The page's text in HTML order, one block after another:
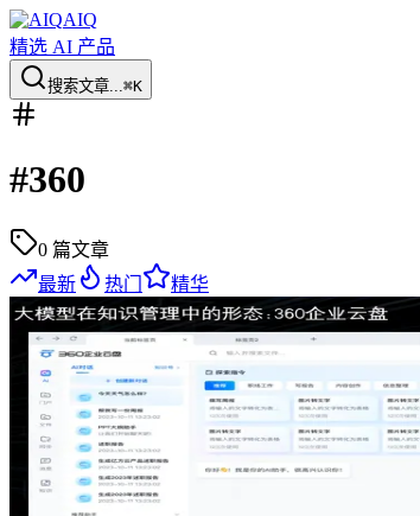
AIQ
精选 AI 产品
搜索文章...⌘K
#360
0 篇文章
最新
热门 精华